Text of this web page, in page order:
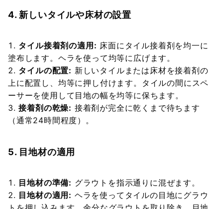
4. 新しいタイルや床材の設置
タイル接着剤の適用: 床面にタイル接着剤を均一に
塗布します。ヘラを使って均等に広げます。
タイルの配置: 新しいタイルまたは床材を接着剤の
上に配置し、均等に押し付けます。タイルの間にスペ
ーサーを使用して目地の幅を均等に保ちます。
接着剤の乾燥: 接着剤が完全に乾くまで待ちます
（通常24時間程度）。
5. 目地材の適用
目地材の準備: グラウトを指示通りに混ぜます。
目地材の適用: ヘラを使ってタイルの目地にグラウ